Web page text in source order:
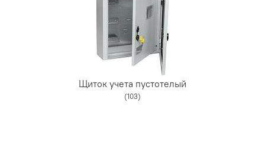
Щиток учета пустотелый
(103)